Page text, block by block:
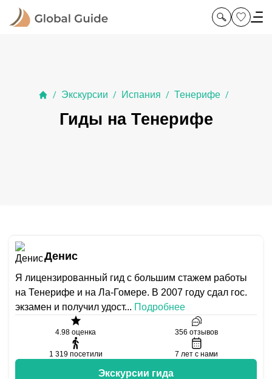
/ Экскурсии / Испания / Тенерифе /
Гиды на Тенерифе
Денис
Я лицензированный гид с большим стажем работы
на Тенерифе и на Ла-Гомере. В 2007 году сдал гос.
экзамен и получил удост... Подробнее
4.98 оценка 356 отзывов
1 319 посетили 7 лет с нами
Экскурсии гида